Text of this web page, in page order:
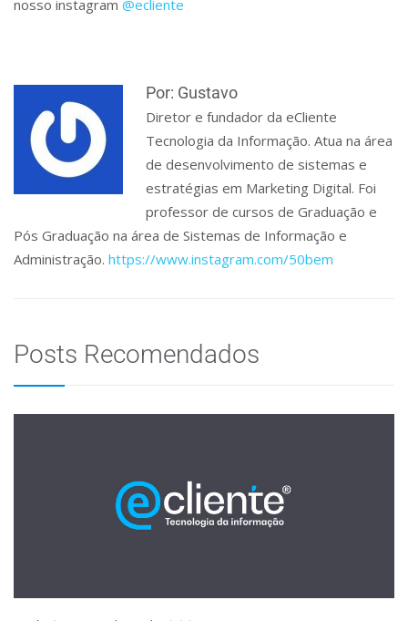
nosso instagram @ecliente
Por: Gustavo
Diretor e fundador da eCliente
Tecnologia da Informação. Atua na área
de desenvolvimento de sistemas e
estratégias em Marketing Digital. Foi
professor de cursos de Graduação e
Pós Graduação na área de Sistemas de Informação e
Administração. https://www.instagram.com/50bem
Posts Recomendados